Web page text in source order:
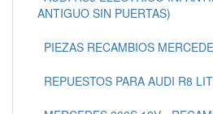
ANTIGUO SIN PUERTAS)
PIEZAS RECAMBIOS
REPUESTOS PARA AUDI R8